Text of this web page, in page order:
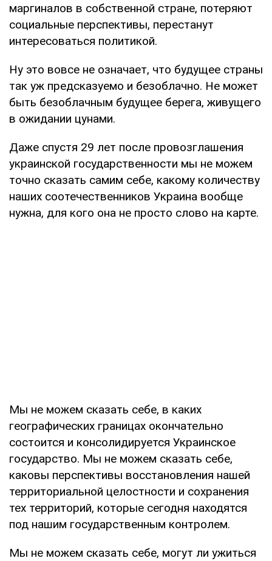
маргиналов в собственной стране, потеряют
социальные перспективы, перестанут
интересоваться политикой.
Ну это вовсе не означает, что будущее страны
так уж предсказуемо и безоблачно. Не может
быть безоблачным будущее берега, живущего
в ожидании цунами.
Даже спустя 29 лет после провозглашения
украинской государственности мы не можем
точно сказать самим себе, какому количеству
наших соотечественников Украина вообще
нужна, для кого она не просто слово на карте.
Мы не можем сказать себе, в каких
географических границах окончательно
состоится и консолидируется Украинское
государство. Мы не можем сказать себе,
каковы перспективы восстановления нашей
территориальной целостности и сохранения
тех территорий, которые сегодня находятся
под нашим государственным контролем.
Мы не можем сказать себе, могут ли ужиться